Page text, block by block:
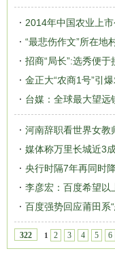
2014年中国农业上
“最悲伤作文”所在地
招商“局长”:选秀便
金正大“农商1号”引
台媒：全球最大望远
河南辞职看世界女教
媒体称万里长城近3
央行时隔7年再同时
李彦宏：百度希望以
百度强势回应莆田系
322 1 2 3 4 5 6